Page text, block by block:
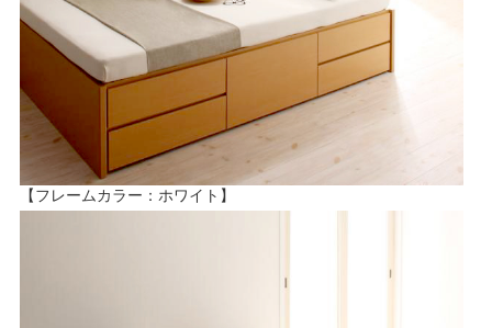
【フレームカラー：ホワイト】